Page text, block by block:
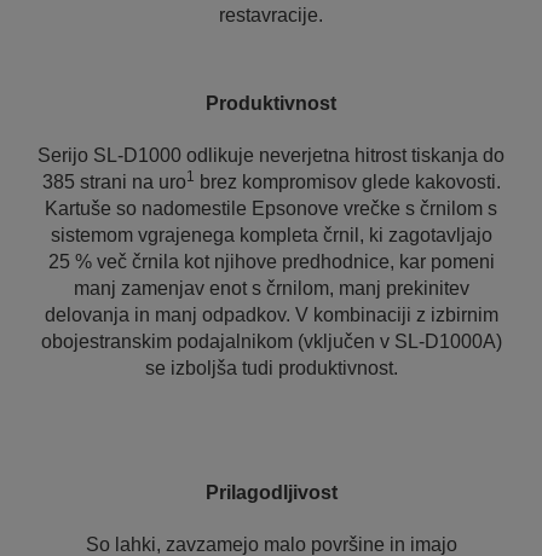
restavracije.
Produktivnost
Serijo SL-D1000 odlikuje neverjetna hitrost tiskanja do
385 strani na uro1 brez kompromisov glede kakovosti.
Kartuše so nadomestile Epsonove vrečke s črnilom s
sistemom vgrajenega kompleta črnil, ki zagotavljajo
25 % več črnila kot njihove predhodnice, kar pomeni
manj zamenjav enot s črnilom, manj prekinitev
delovanja in manj odpadkov. V kombinaciji z izbirnim
obojestranskim podajalnikom (vključen v SL-D1000A)
se izboljša tudi produktivnost.
Prilagodljivost
So lahki, zavzamejo malo površine in imajo